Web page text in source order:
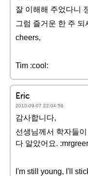
잘 이해해 주었다니
그럼 즐거운 한 주 되
cheers,
Tim :cool:
Eric
2010-09-07 22:04:58
감사합니다,
선생님께서 학자들
다 알았어요.
I'm still young, I'll